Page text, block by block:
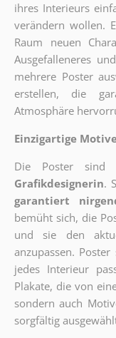
ihres Interieurs
verändern wollen.
Raum neuen
Ausgefalleneres
mehrere Poster
erstellen, die
Atmosphäre
Einzigartige
Die Poster sind
Grafikdesignerin.
garantiert
bemüht sich, die
und sie den
anzupassen.
jedes Interieur
Plakate, die von
sondern auch
sorgfältig